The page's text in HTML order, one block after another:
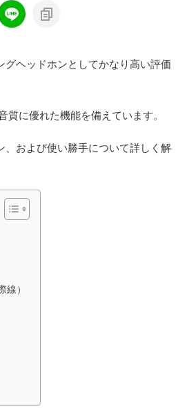
ヘッドホンとしてかなり高い評価
に優れた機能を備えています。
、および使い勝手について詳しく解
）